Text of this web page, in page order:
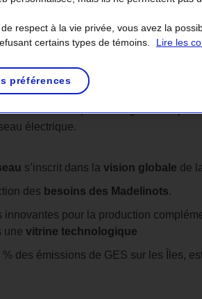
la-Madeleine passera également par
électrique.
s’inscrit dans la vision globale de
des besoins des Madelinots.
innovantes pour la production
une vitrine technologique
% des émissions de GES sur les Îles,
respect à la vie privée, vous avez la
certains types de témoins.
Lire les
préférences